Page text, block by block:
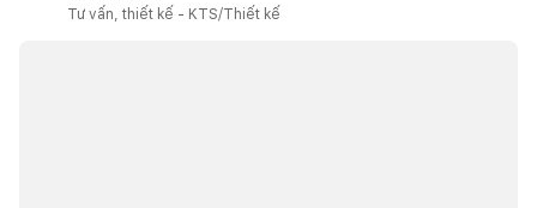
Tư vấn, thiết kế - KTS/Thiết kế